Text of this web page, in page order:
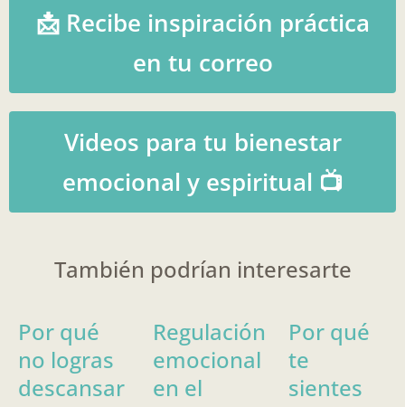
📩 Recibe inspiración práctica
en tu correo
Videos para tu bienestar
emocional y espiritual 📺
También podrían interesarte
Por qué
no logras
descansar
Regulación
emocional
en el
Por qué
te
sientes